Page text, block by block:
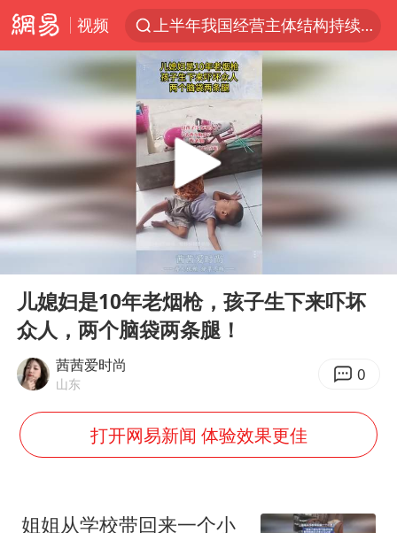
视频
上半年我国经营主体结构持续优化
《披荆斩棘2026》阵容官宣
中国籍豪华游艇富商之子在泰国被杀
白海豚北上或致京津冀暴雨
美将每月供乌爱国者拦截导弹
《龙餐馆》 冲奖
上门女婿出轨女邻居多年被判重婚罪
新疆一婚礼线上邀请引热议
香港刷新1884年以来最高气温纪录
云南一男子胃中取出180颗铁钉
Play
儿媳妇是10年老烟枪，孩子生下来吓坏
众人，两个脑袋两条腿！
茜茜爱时尚
山东 0
打开网易新闻 体验效果更佳
姐姐从学校带回来一个小